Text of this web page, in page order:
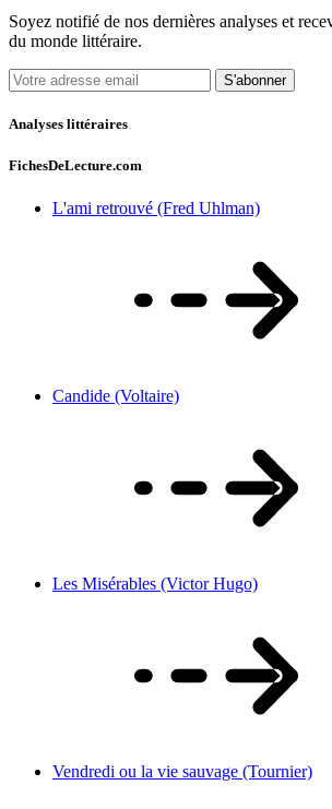
Soyez notifié de nos dernières analyses et
du monde littéraire.
S'abonner
Analyses littéraires
FichesDeLecture.com
L'ami retrouvé (Fred Uhlman)
Candide (Voltaire)
Les Misérables (Victor Hugo)
Vendredi ou la vie sauvage (Tournier)